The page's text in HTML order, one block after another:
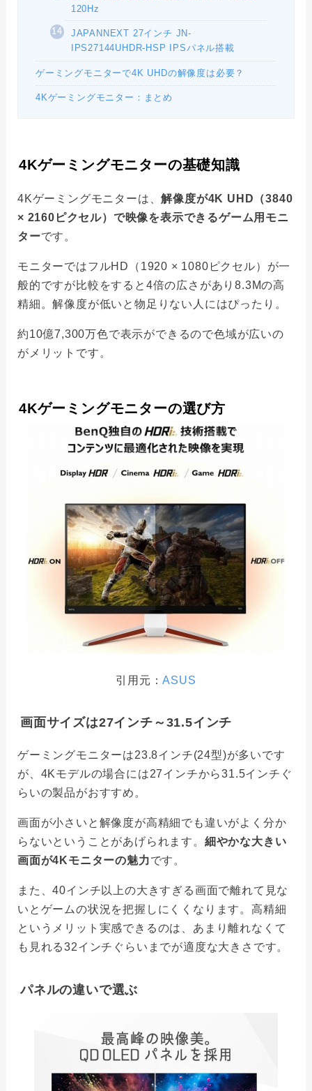
120Hz
JAPANNEXT 27インチ JN-
IPS27144UHDR-HSP IPSパネル搭載
ゲーミングモニターで4K UHDの解像度は必要？
4Kゲーミングモニター：まとめ
4Kゲーミングモニターの基礎知識
4Kゲーミングモニターは、解像度が4K UHD（3840
× 2160ピクセル）で映像を表示できるゲーム用モニ
ターです。
モニターではフルHD（1920 × 1080ピクセル）が一
般的ですが比較をすると4倍の広さがあり8.3Mの高
精細。解像度が低いと物足りない人にはぴったり。
約10億7,300万色で表示ができるので色域が広いの
がメリットです。
4Kゲーミングモニターの選び方
引用元：ASUS
画面サイズは27インチ～31.5インチ
ゲーミングモニターは23.8インチ(24型)が多いです
が、4Kモデルの場合には27インチから31.5インチぐ
らいの製品がおすすめ。
画面が小さいと解像度が高精細でも違いがよく分か
らないということがあげられます。 細やかな大きい
画面が4Kモニターの魅力です。
また、40インチ以上の大きすぎる画面で離れて見な
いとゲームの状況を把握しにくくなります。高精細
というメリット実感できるのは、あまり離れなくて
も見れる32インチぐらいまでが適度な大きさです。
パネルの違いで選ぶ